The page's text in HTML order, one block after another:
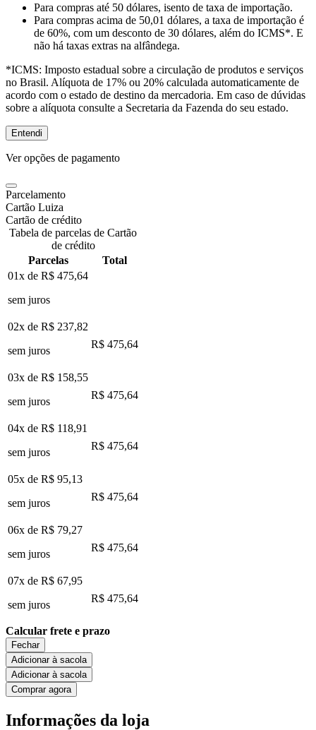
Para compras até 50 dólares, isento de taxa de importação.
Para compras acima de 50,01 dólares, a taxa de importação é
de 60%, com um desconto de 30 dólares, além do ICMS*. E
não há taxas extras na alfândega.
*ICMS: Imposto estadual sobre a circulação de produtos e serviços
no Brasil. Alíquota de 17% ou 20% calculada automaticamente de
acordo com o estado de destino da mercadoria. Em caso de dúvidas
sobre a alíquota consulte a Secretaria da Fazenda do seu estado.
Entendi
Ver opções de pagamento
Parcelamento
Cartão Luiza
Cartão de crédito
Tabela de parcelas de Cartão
de crédito
Parcelas
Total
01x de R$ 475,64
sem juros
02x de R$ 237,82
sem juros
R$ 475,64
03x de R$ 158,55
sem juros
R$ 475,64
04x de R$ 118,91
sem juros
R$ 475,64
05x de R$ 95,13
sem juros
R$ 475,64
06x de R$ 79,27
sem juros
R$ 475,64
07x de R$ 67,95
sem juros
R$ 475,64
Calcular frete e prazo
Fechar
Adicionar à sacola
Adicionar à sacola
Comprar agora
Informações da loja